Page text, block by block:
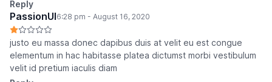
Reply
PassionUI6:28 pm - August 16, 2020
justo eu massa donec dapibus duis at velit eu est congue
elementum in hac habitasse platea dictumst morbi vestibulum
velit id pretium iaculis diam